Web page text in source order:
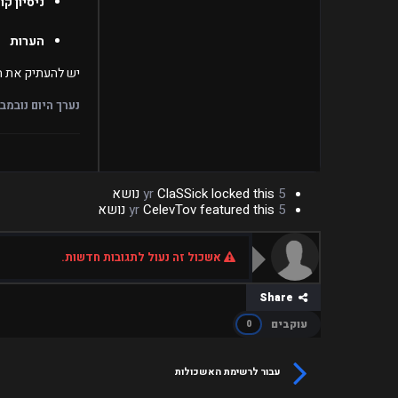
הערות
יש להעתיק את
נערך היום נובמבר 1,
5 yr
ClaSSicklocked this נושא
5 yr
CelevTovfeatured this נושא
אשכול זה נעול לתגובות חדשות.
עוקבים
0
עבור לרשימת האשכולות